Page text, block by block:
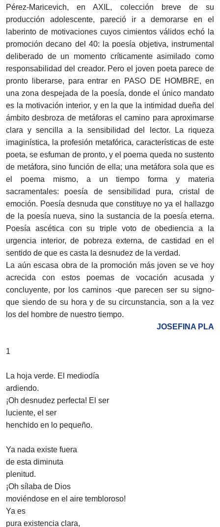
Pérez-Maricevich, en AXIL, colección breve de su
producción adolescente, pareció ir a demorarse en el
laberinto de motivaciones cuyos cimientos válidos echó la
promoción decano del 40: la poesía objetiva, instrumental
deliberado de un momento críticamente asimilado como
responsabilidad del creador. Pero el joven poeta parece de
pronto liberarse, para entrar en PASO DE HOMBRE, en
una zona despejada de la poesía, donde el único mandato
es la motivación interior, y en la que la intimidad dueña del
ámbito desbroza de metáforas el camino para aproximarse
clara y sencilla a la sensibilidad del lector. La riqueza
imaginística, la profesión metafórica, características de este
poeta, se esfuman de pronto, y el poema queda no sustento
de metáfora, sino función de ella; una metáfora sola que es
el poema mismo, a un tiempo forma y materia
sacramentales: poesía de sensibilidad pura, cristal de
emoción. Poesía desnuda que constituye no ya el hallazgo
de la poesía nueva, sino la sustancia de la poesía eterna.
Poesía ascética con su triple voto de obediencia a la
urgencia interior, de pobreza externa, de castidad en el
sentido de que es casta la desnudez de la verdad.
La aún escasa obra de la promoción más joven se ve hoy
acrecida con estos poemas de vocación acusada y
concluyente, por los caminos -que parecen ser su signo-
que siendo de su hora y de su circunstancia, son a la vez
los del hombre de nuestro tiempo.
JOSEFINA PLA
1
La hoja verde. El mediodía
ardiendo.
¡Oh desnudez perfecta! El ser
luciente, el ser
henchido en lo pequeño.
Ya nada existe fuera
de esta diminuta
plenitud.
¡Oh sílaba de Dios
moviéndose en el aire tembloroso!
Ya es
pura existencia clara,